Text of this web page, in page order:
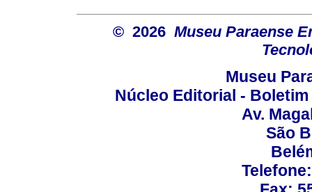
© 2026 Museu Paraense
Museu
Núcleo Editorial -
Av.
São